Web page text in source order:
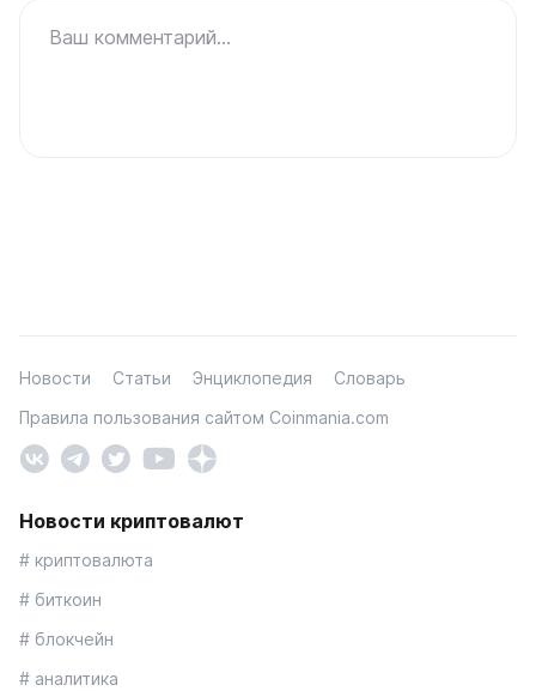
Ваш комментарий...
Новости Статьи Энциклопедия
Словарь
Правила пользования сайтом Coinmania.com
Новости криптовалют
# криптовалюта
# биткоин
# блокчейн
# аналитика